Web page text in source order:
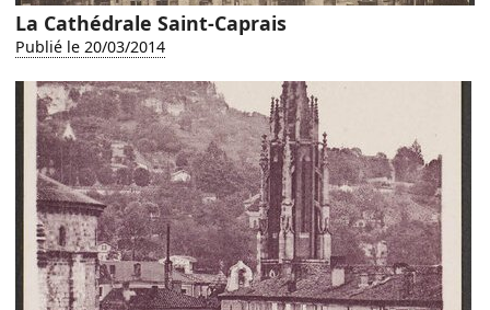
La Cathédrale Saint-Caprais
Publié le 20/03/2014